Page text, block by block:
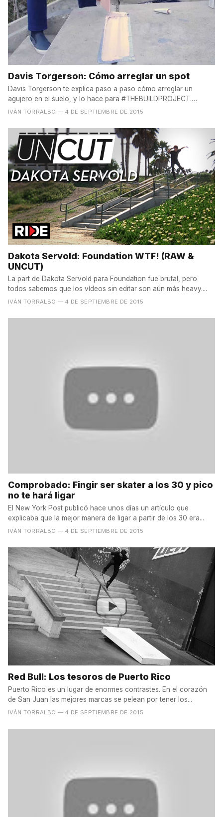
Davis Torgerson: Cómo arreglar un spot
Davis Torgerson te explica paso a paso cómo arreglar un
agujero en el suelo, y lo hace para #THEBUILDPROJECT.
********...
IVÁN TORRALBO — 4 DE SEPTIEMBRE DE 2015
Dakota Servold: Foundation WTF! (RAW &
UNCUT)
La part de Dakota Servold para Foundation fue brutal, pero
todos sabemos que los vídeos sin editar son aún más heavy....
IVÁN TORRALBO — 4 DE SEPTIEMBRE DE 2015
Comprobado: Fingir ser skater a los 30 y pico
no te hará ligar
El New York Post publicó hace unos días un artículo que
explicaba que la mejor manera de ligar a partir de los 30 era...
IVÁN TORRALBO — 4 DE SEPTIEMBRE DE 2015
Red Bull: Los tesoros de Puerto Rico
Puerto Rico es un lugar de enormes contrastes. En el corazón
de San Juan las mejores marcas se pelean por tener los...
IVÁN TORRALBO — 4 DE SEPTIEMBRE DE 2015